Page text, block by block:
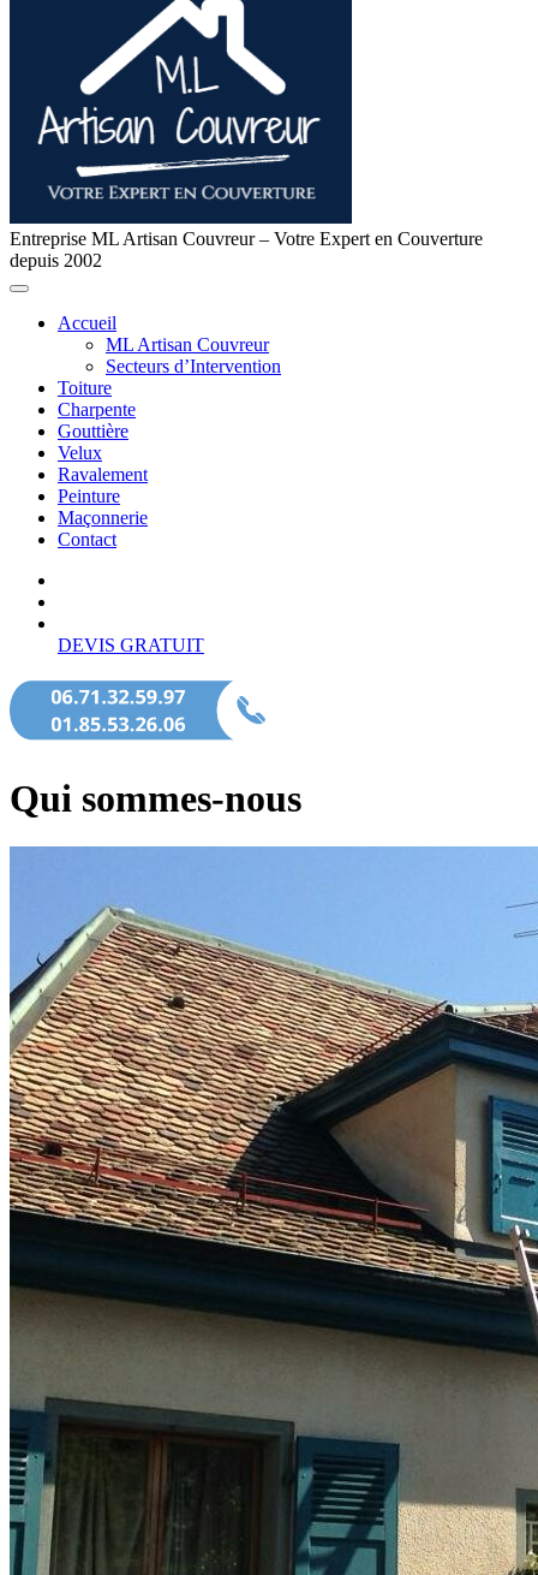
Entreprise ML Artisan Couvreur – Votre Expert en Couverture
depuis 2002
Accueil
ML Artisan Couvreur
Secteurs d’Intervention
Toiture
Charpente
Gouttière
Velux
Ravalement
Peinture
Maçonnerie
Contact
DEVIS GRATUIT
Qui sommes-nous